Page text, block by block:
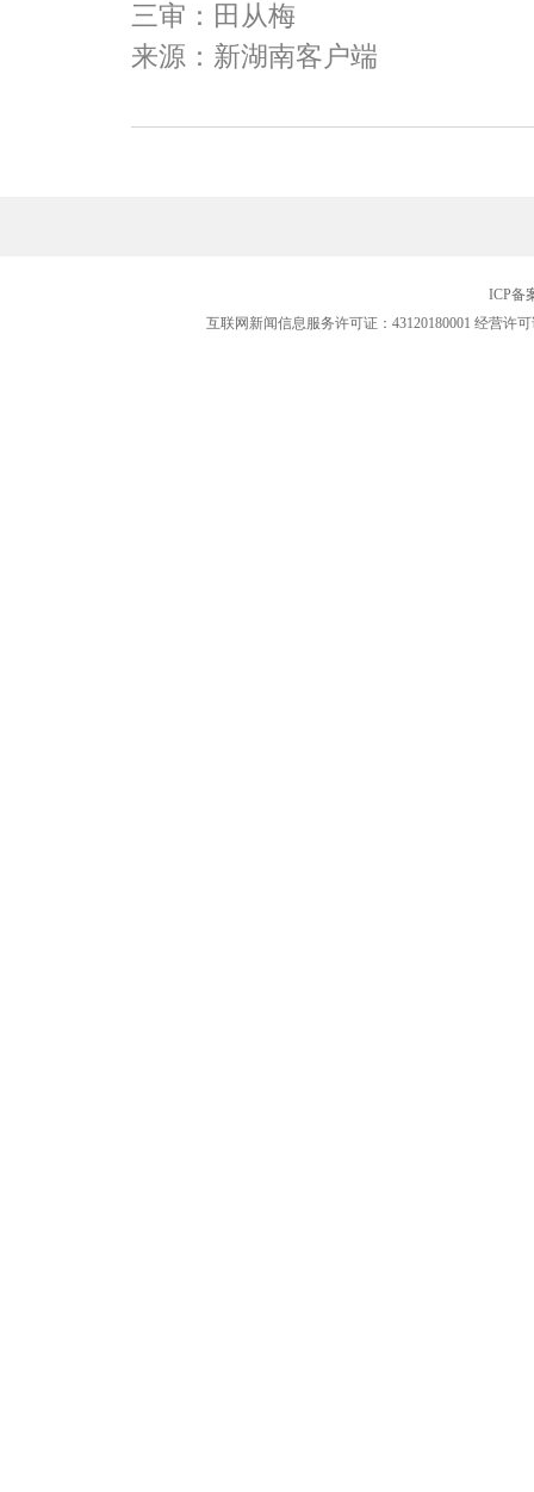
三审：田从梅
来源：新湖南客户端
ICP备
互联网新闻信息服务许可证：43120180001 经营许可